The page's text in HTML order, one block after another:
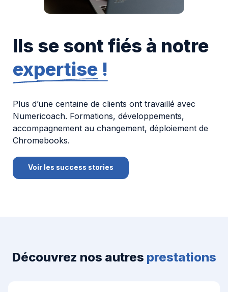
Ils se sont fiés à notre
expertise !
Plus d’une centaine de clients ont travaillé avec
Numericoach. Formations, développements,
accompagnement au changement, déploiement de
Chromebooks.
Voir les success stories
Découvrez nos autres prestations